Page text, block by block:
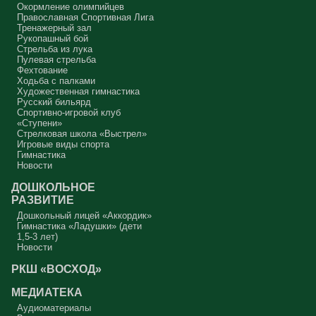
Окормление олимпийцев
Православная Спортивная Лига
Тренажерный зал
Рукопашный бой
Стрельба из лука
Пулевая стрельба
Фехтование
Ходьба с палками
Художественная гимнастика
Русский бильярд
Спортивно-игровой клуб
«Ступени»
Стрелковая школа «Выстрел»
Игровые виды спорта
Гимнастика
Новости
ДОШКОЛЬНОЕ
РАЗВИТИЕ
Дошкольный лицей «Аккордик»
Гимнастика «Ладушки» (дети
1,5-3 лет)
Новости
РКШ «ВОСХОД»
МЕДИАТЕКА
Аудиоматериалы